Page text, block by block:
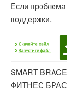
Если проблема
поддержки.
SMART
ФИТНЕС